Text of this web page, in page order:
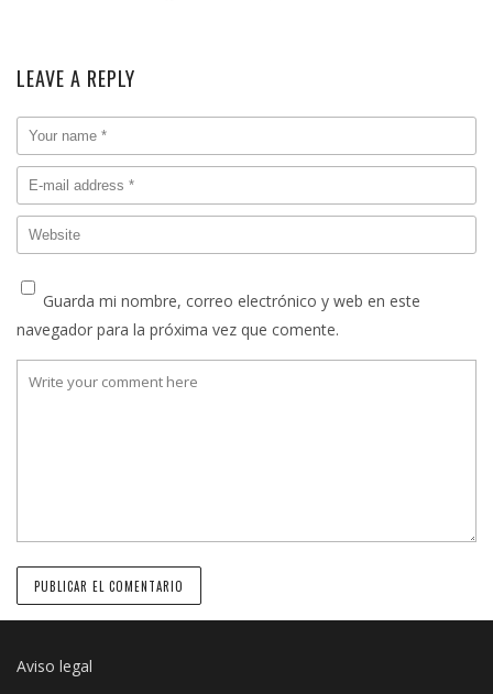
LEAVE A REPLY
Guarda mi nombre, correo electrónico y web en este
navegador para la próxima vez que comente.
Aviso legal